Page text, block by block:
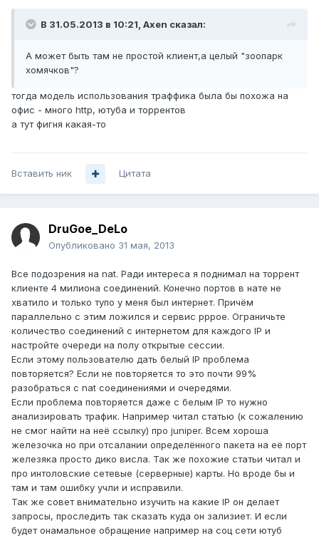
В 31.05.2013 в 10:21, Axen сказал:
А может быть там не простой клиент,а целый "зоопарк
хомячков"?
тогда модель использования траффика была бы похожа на
офис - много http, ютуба и торрентов
а тут фигня какая-то
Вставить ник Цитата
DruGoe_DeLo
Опубликовано 31 мая, 2013
Все подозрения на nat. Ради интереса я поднимал на торрент
клиенте 4 милиона соединений. Конечно портов в нате не
хватило и только тупо у меня был интернет. Причём
параллельно с этим ложился и сервис pppoe. Ограничьте
количество соединений с интернетом для каждого IP и
настройте очереди на полу открытые сессии.
Если этому пользователю дать белый IP проблема
повторяется? Если не повторяется то это почти 99%
разобраться с nat соединениями и очередями.
Если проблема повторяется даже с белым IP то нужно
анализировать трафик. Например читал статью (к сожалению
не смог найти на неё ссылку) про juniper. Всем хороша
железочка но при отсалании определённого пакета на её порт
железяка просто дико висла. Так же похожие статьи читал и
про интоловские сетевые (серверные) карты. Но вроде бы и
там и там ошибку учли и исправили.
Так же совет внимательно изучить на какие IP он делает
запросы, проследить так сказать куда он зализиет. И если
будет онамальное обращение например на соц сети ютуб